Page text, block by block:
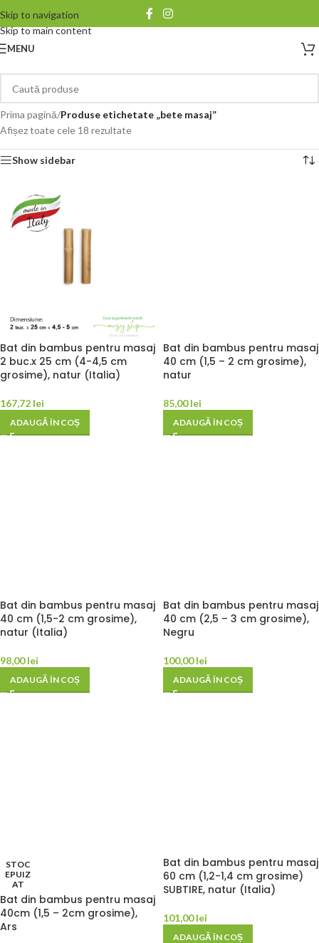
Skip to navigation
Skip to main content
MENU
Prima pagină/Produse etichetate „bete masaj”
Afișez toate cele 18 rezultate
Show sidebar
Bat din bambus pentru masaj
2 buc.x 25 cm (4-4,5 cm
grosime), natur (Italia)
167,72 lei
ADAUGĂ ÎN COȘ
Bat din bambus pentru masaj
40 cm (1,5 – 2 cm grosime),
natur
85,00lei
ADAUGĂ ÎN COȘ
Bat din bambus pentru masaj
40 cm (1,5-2 cm grosime),
natur (Italia)
98,00lei
ADAUGĂ ÎN COȘ
Bat din bambus pentru masaj
40 cm (2,5 – 3 cm grosime),
Negru
100,00lei
ADAUGĂ ÎN COȘ
STOC
EPUIZ
AT
Bat din bambus pentru masaj
40cm (1,5 – 2cm grosime),
Ars
Bat din bambus pentru masaj
60 cm (1,2-1,4 cm grosime)
SUBTIRE, natur (Italia)
101,00lei
ADAUGĂ ÎN COȘ